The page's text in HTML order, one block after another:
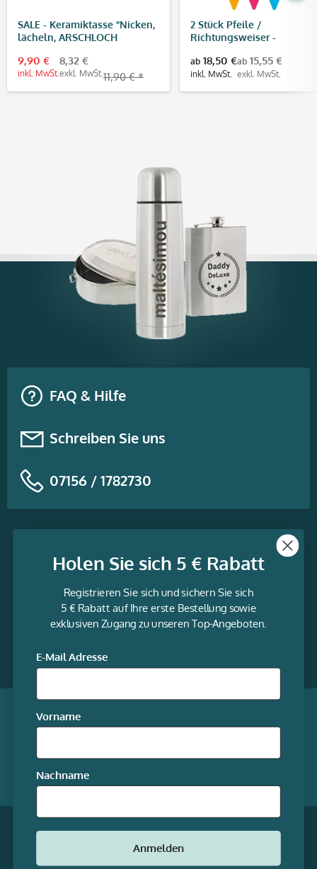
SALE - Keramiktasse "Nicken,
lächeln, ARSCHLOCH
9,90 €
inkl. MwSt.
8,32 €
exkl. MwSt. 11,90 € *
2 Stück Pfeile /
Richtungsweiser -
(Pfeilgröße 400x160 mm)
ab 18,50 €
inkl. MwSt.
ab 15,55 €
exkl. MwSt.
FAQ & Hilfe
Schreiben Sie uns
07156 / 1782730
Informationen
media
Facebook
Qualität garantiert
Unsere Online-Shops
* Alle Preise inkl. gesetzl. Mehrwertsteuer zzgl.
© stempel-fabrik.de – Alle Rechte
vorbehalten.
Holen Sie sich 5 € Rabatt
Registrieren Sie sich und sichern Sie sich
5 € Rabatt auf Ihre erste Bestellung sowie
exklusiven Zugang zu unseren Top-Angeboten.
E-Mail Adresse
Vorname
Nachname
Anmelden